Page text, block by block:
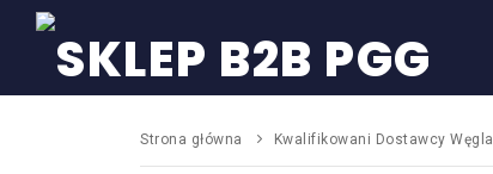
Przejdź do głównej treści
Strona główna Kwalifikowani Dostawcy Węgla